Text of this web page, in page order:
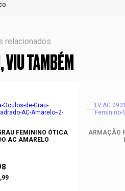
relacionados
VIU TAMBÉM
FEMININO ÓTICA
AC AMARELO
ARMAÇÃO